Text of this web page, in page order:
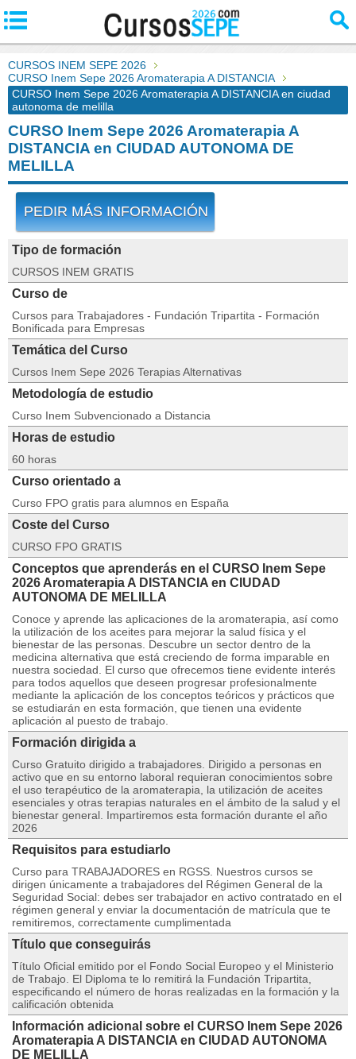
CURSOS INEM SEPE 2026
CURSO Inem Sepe 2026 Aromaterapia A DISTANCIA
CURSO Inem Sepe 2026 Aromaterapia A DISTANCIA en ciudad
autonoma de melilla
CURSO Inem Sepe 2026 Aromaterapia A
DISTANCIA en CIUDAD AUTONOMA DE
MELILLA
PEDIR MÁS INFORMACIÓN
Tipo de formación
CURSOS INEM GRATIS
Curso de
Cursos para Trabajadores - Fundación Tripartita - Formación
Bonificada para Empresas
Temática del Curso
Cursos Inem Sepe 2026 Terapias Alternativas
Metodología de estudio
Curso Inem Subvencionado a Distancia
Horas de estudio
60 horas
Curso orientado a
Curso FPO gratis para alumnos en España
Coste del Curso
CURSO FPO GRATIS
Conceptos que aprenderás en el CURSO Inem Sepe
2026 Aromaterapia A DISTANCIA en CIUDAD
AUTONOMA DE MELILLA
Conoce y aprende las aplicaciones de la aromaterapia, así como
la utilización de los aceites para mejorar la salud física y el
bienestar de las personas. Descubre un sector dentro de la
medicina alternativa que está creciendo de forma imparable en
nuestra sociedad. El curso que ofrecemos tiene evidente interés
para todos aquellos que deseen progresar profesionalmente
mediante la aplicación de los conceptos teóricos y prácticos que
se estudiarán en esta formación, que tienen una evidente
aplicación al puesto de trabajo.
Formación dirigida a
Curso Gratuito dirigido a trabajadores. Dirigido a personas en
activo que en su entorno laboral requieran conocimientos sobre
el uso terapéutico de la aromaterapia, la utilización de aceites
esenciales y otras terapias naturales en el ámbito de la salud y el
bienestar general. Impartiremos esta formación durante el año
2026
Requisitos para estudiarlo
Curso para TRABAJADORES en RGSS. Nuestros cursos se
dirigen únicamente a trabajadores del Régimen General de la
Seguridad Social: debes ser trabajador en activo contratado en el
régimen general y enviar la documentación de matrícula que te
remitiremos, correctamente cumplimentada
Título que conseguirás
Título Oficial emitido por el Fondo Social Europeo y el Ministerio
de Trabajo. El Diploma te lo remitirá la Fundación Tripartita,
especificando el número de horas realizadas en la formación y la
calificación obtenida
Información adicional sobre el CURSO Inem Sepe 2026
Aromaterapia A DISTANCIA en CIUDAD AUTONOMA
DE MELILLA